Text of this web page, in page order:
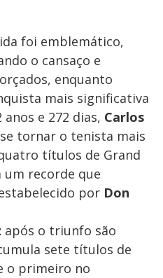
foi emblemático,
o cansaço e
enquanto
mais significativa
e 272 dias, Carlos
tornar o tenista mais
títulos de Grand
um recorde que
por Don
após o triunfo são
sete títulos de
o primeiro no